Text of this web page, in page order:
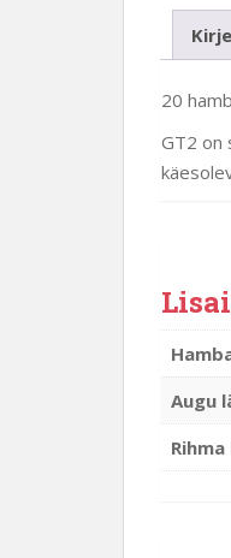
20
GT2 on
Augu
Rihma